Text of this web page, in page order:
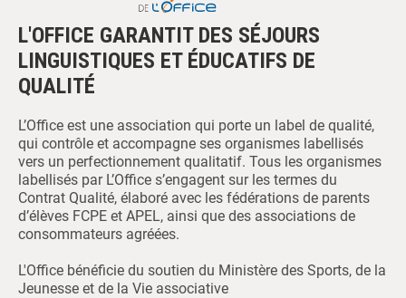
L'OFFICE GARANTIT DES SÉJOURS
LINGUISTIQUES ET ÉDUCATIFS DE
QUALITÉ
L’Office est une association qui porte un label de qualité,
qui contrôle et accompagne ses organismes labellisés
vers un perfectionnement qualitatif. Tous les organismes
labellisés par L’Office s’engagent sur les termes du
Contrat Qualité, élaboré avec les fédérations de parents
d’élèves FCPE et APEL, ainsi que des associations de
consommateurs agréées.
L'Office bénéficie du soutien du Ministère des Sports, de la
Jeunesse et de la Vie associative